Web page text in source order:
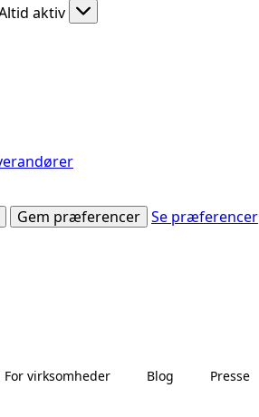
aktiv
Gem præferencer Se præferencer
For virksomheder Blog Presse